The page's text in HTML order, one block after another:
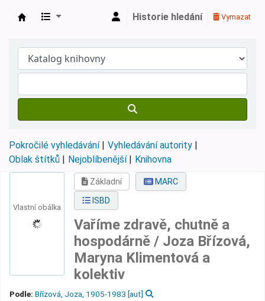
Historie hledání Vymazat
Pokročilé vyhledávání
Vyhledávání autority
Oblak štítků
Nejoblíbenější Knihovna
Vlastní obálka
Základní
MARC
ISBD
Vaříme zdravě, chutně a
hospodárně / Joza Břízová,
Maryna Klimentová a
kolektiv
Podle: Břízová, Joza, 1905-1983 [aut]